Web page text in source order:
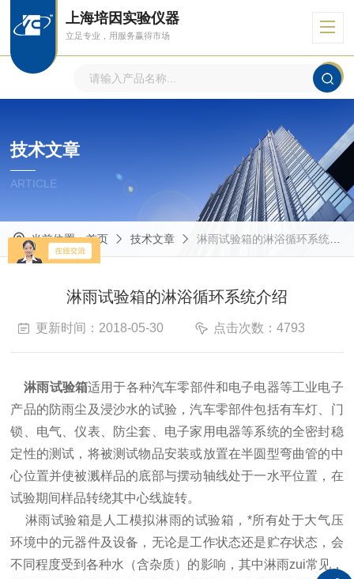
上海培因实验仪器
立足专业，用服务赢得市场
技术文章
ARTICLE
当前位置：首页 技术文章 淋雨试验箱的淋浴循环系统介绍
淋雨试验箱的淋浴循环系统介绍
更新时间：2018-05-30 点击次数：4793
淋雨试验箱适用于各种汽车零部件和电子电器等工业电子
产品的防雨尘及浸沙水的试验，汽车零部件包括有车灯、门
锁、电气、仪表、防尘套、电子家用电器等系统的全密封稳
定性的测试，将被测试物品安装或放置在半圆型弯曲管的中
心位置并使被溅样品的底部与摆动轴线处于一水平位置，在
试验期间样品转绕其中心线旋转。
淋雨试验箱是人工模拟淋雨的试验箱，*所有处于大气压
环境中的元器件及设备，无论是工作状态还是贮存状态，会
不同程度受到各种水（含杂质）的影响，其中淋雨zui常见，